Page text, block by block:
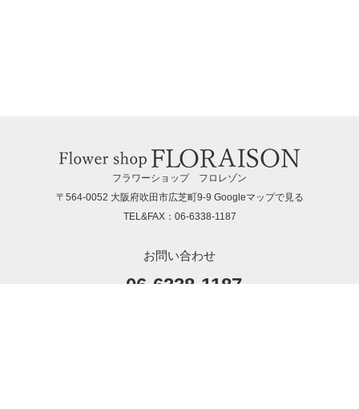
フラワーショップ フロレゾン
〒564-0052 大阪府吹田市広芝町9-9 Googleマップで見る
TEL&FAX：06-6338-1187
お問い合わせ
06-6338-1187